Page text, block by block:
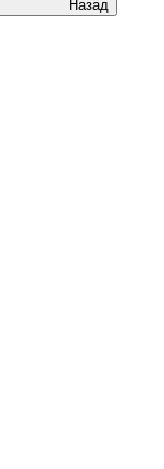
Назад